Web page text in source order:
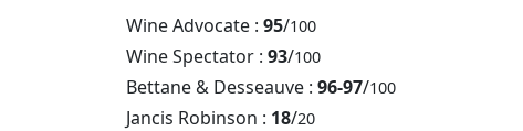
Wine Advocate : 95/100
Wine Spectator : 93/100
Bettane & Desseauve : 96-97/100
Jancis Robinson : 18/20